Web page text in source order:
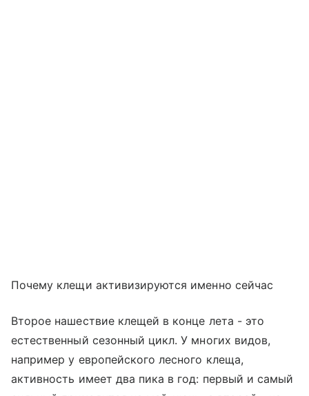
Почему клещи активизируются именно сейчас
Второе нашествие клещей в конце лета - это
естественный сезонный цикл. У многих видов,
например у европейского лесного клеща,
активность имеет два пика в год: первый и самый